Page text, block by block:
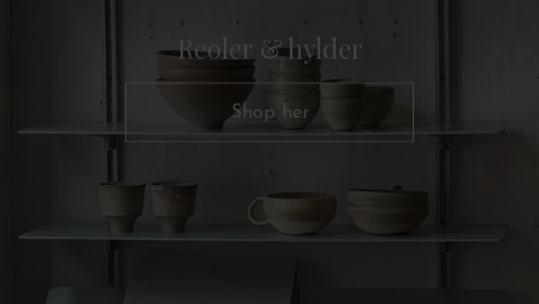
Reoler & hylder
Shop her